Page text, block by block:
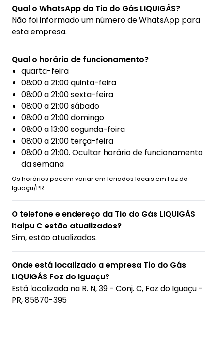
Qual o WhatsApp da Tio do Gás LIQUIGÁS?
Não foi informado um número de WhatsApp para
esta empresa.
Qual o horário de funcionamento?
quarta-feira
08:00 a 21:00 quinta-feira
08:00 a 21:00 sexta-feira
08:00 a 21:00 sábado
08:00 a 21:00 domingo
08:00 a 13:00 segunda-feira
08:00 a 21:00 terça-feira
08:00 a 21:00. Ocultar horário de funcionamento
da semana
Os horários podem variar em feriados locais em Foz do
Iguaçu/PR.
O telefone e endereço da Tio do Gás LIQUIGÁS
Itaipu C estão atualizados?
Sim, estão atualizados.
Onde está localizado a empresa Tio do Gás
LIQUIGÁS Foz do Iguaçu?
Está localizada na R. N, 39 - Conj. C, Foz do Iguaçu -
PR, 85870-395